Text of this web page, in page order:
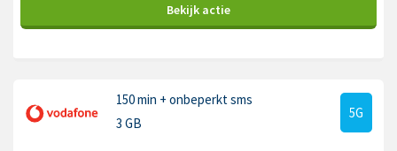
Bekijk actie
150 min + onbeperkt sms
3 GB
5G